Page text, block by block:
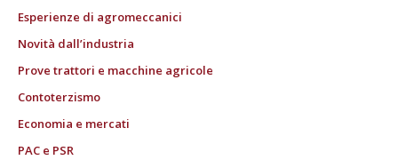
Esperienze di agromeccanici
Novità dall’industria
Prove trattori e macchine agricole
Contoterzismo
Economia e mercati
PAC e PSR